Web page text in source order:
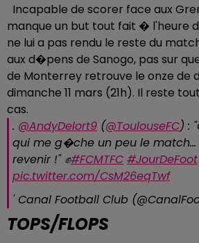
Incapable de scorer face aux
manque un but tout fait � l'heure
ne lui a pas rendu le reste du
aux d�pens de Sanogo, pas sur
de Monterrey retrouve le onze
dimanche 11 mars (21h). Il reste
cas.
. @AndyDelort9 (@ToulouseFC) :
qui me g�che un peu le
revenir !" ✊#FCMTFC #JourDeFoot
pic.twitter.com/CsM26eqTwf
' Canal Football Club
TOPS/FLOPS